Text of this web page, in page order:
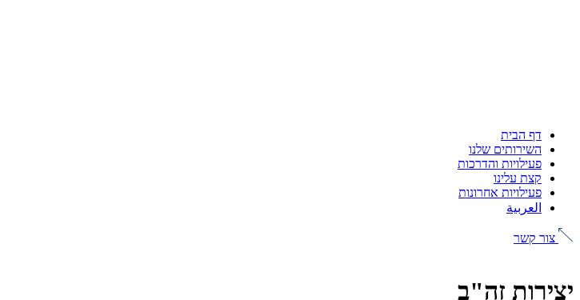
דף הבית
השירותים שלנו
פעילויות והדרכות
קצת עלינו
פעילויות אחרונות
العربية
צור קשר
יצירות זה"ב